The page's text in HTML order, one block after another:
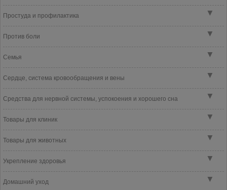
▼
Простуда и профилактика
▼
Против боли
▼
Семья
▼
Сердце, система кровообращения и вены
▼
Средства для нервной системы, успокоения и хорошего сна
▼
Товары для клиник
▼
Товары для животных
▼
Укрепление здоровья
▼
Домашний уход